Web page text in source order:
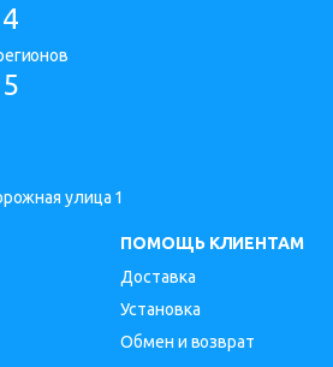
улица 1
ПОМОЩЬ КЛИЕНТАМ
Доставка
Установка
Обмен и возврат